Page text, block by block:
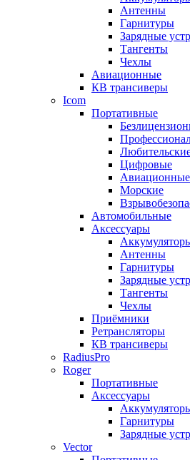
Антенны
Гарнитуры
Зарядные
Тангенты
Чехлы
Авиационные
КВ трансиверы
Icom
Портативные
Цифровые
Авиационные
Морские
Автомобильные
Аксессуары
Антенны
Гарнитуры
Зарядные
Тангенты
Чехлы
Приёмники
Ретрансляторы
КВ трансиверы
RadiusPro
Roger
Портативные
Аксессуары
Гарнитуры
Зарядные
Vector